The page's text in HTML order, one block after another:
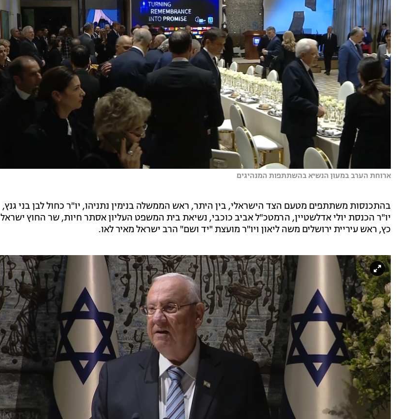
ארוחת הערב במעון הנשיא בהשתתפות המנהיגים
בהתכנסות משתתפים מטעם הצד הישראלי, בין היתר, ראש הממשלה בנימין נתניהו, יו"ר כחול לבן בני גנץ,
יו"ר הכנסת יולי אדלשטיין, הרמטכ"ל אביב כוכבי, נשיאת בית המשפט העליון אסתר חיות, שר החוץ ישראל
כץ, ראש עיריית ירושלים משה ליאון ויו"ר מועצת "יד ושם" הרב ישראל מאיר לאו.